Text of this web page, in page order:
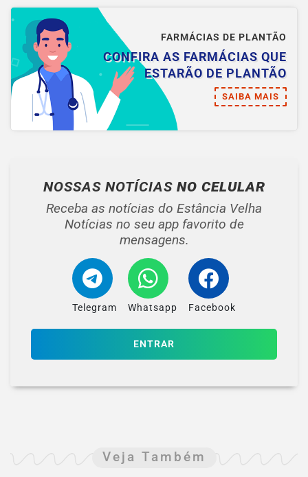
FARMÁCIAS DE PLANTÃO
CONFIRA AS FARMÁCIAS QUE
ESTARÃO DE PLANTÃO
SAIBA MAIS
NOSSAS NOTÍCIAS NO CELULAR
Receba as notícias do Estância Velha
Notícias no seu app favorito de
mensagens.
Telegram Whatsapp Facebook
ENTRAR
Veja Também